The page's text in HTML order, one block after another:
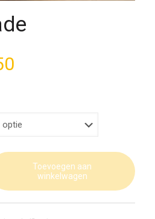
Toevoegen aan
winkelwagen